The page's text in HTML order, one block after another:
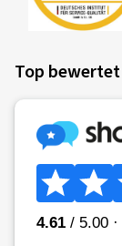
Top bewertet